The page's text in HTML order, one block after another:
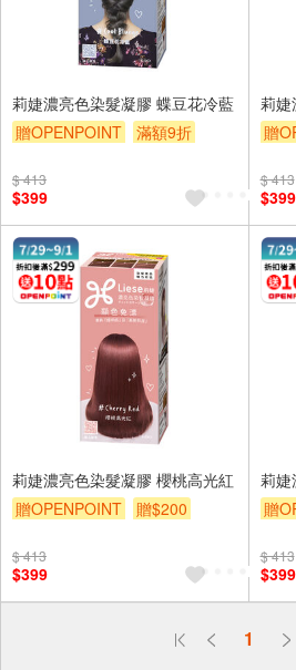
莉婕濃亮色染髮凝膠 蝶豆花冷藍
贈OPENPOINT
滿額9折
$ 413
$399
莉
贈
$ 413
$399
莉婕濃亮色染髮凝膠 櫻桃高光紅
贈OPENPOINT
贈$200
$ 413
$399
莉
贈
$ 413
$399
1
偏遠地區配送